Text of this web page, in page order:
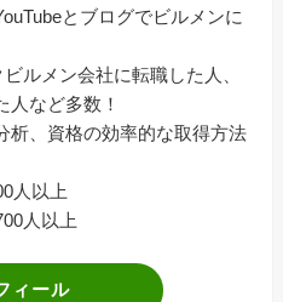
とブログでビルメンに
ルメン会社に転職した人、
人など多数！
析、資格の効率的な取得方法
人以上
人以上
ィール